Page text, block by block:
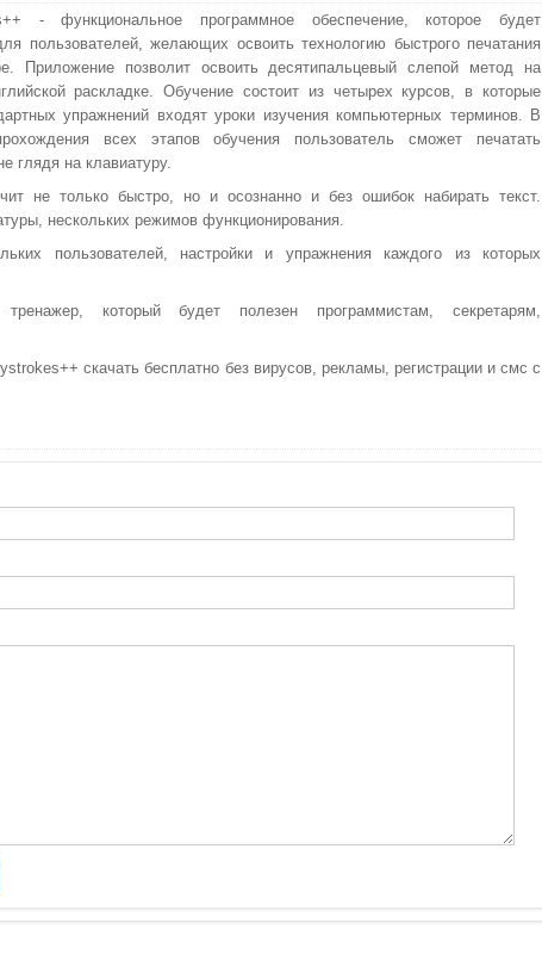
- функциональное программное обеспечение, которое будет
пользователей, желающих освоить технологию быстрого печатания
Приложение позволит освоить десятипальцевый слепой метод на
раскладке. Обучение состоит из четырех курсов, в которые
упражнений входят уроки изучения компьютерных терминов. В
всех этапов обучения пользователь сможет печатать
глядя на клавиатуру.
не только быстро, но и осознанно и без ошибок набирать текст.
нескольких режимов функционирования.
пользователей, настройки и упражнения каждого из которых
который будет полезен программистам, секретарям,
скачать бесплатно без вирусов, рекламы, регистрации и смс с